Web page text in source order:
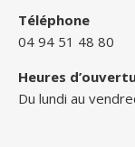
Téléphone
04 94 51 48 80
Heures
Du lundi au